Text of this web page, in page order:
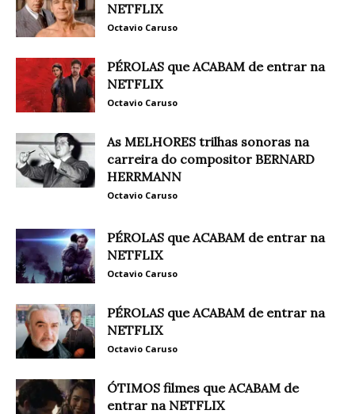
NETFLIX
Octavio Caruso
PÉROLAS que ACABAM de entrar na
NETFLIX
Octavio Caruso
As MELHORES trilhas sonoras na
carreira do compositor BERNARD
HERRMANN
Octavio Caruso
PÉROLAS que ACABAM de entrar na
NETFLIX
Octavio Caruso
PÉROLAS que ACABAM de entrar na
NETFLIX
Octavio Caruso
ÓTIMOS filmes que ACABAM de
entrar na NETFLIX